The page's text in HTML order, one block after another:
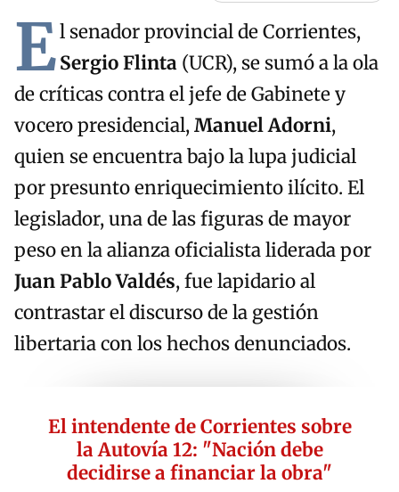
El senador provincial de Corrientes,
Sergio Flinta (UCR), se sumó a la ola
de críticas contra el jefe de Gabinete y
vocero presidencial,Manuel Adorni,
quien se encuentra bajo la lupa judicial
por presunto enriquecimiento ilícito. El
legislador, una de las figuras de mayor
peso en la alianza oficialista liderada por
Juan Pablo Valdés, fue lapidario al
contrastar el discurso de la gestión
libertaria con los hechos denunciados.
El intendente de Corrientes sobre
la Autovía 12: "Nación debe
decidirse a financiar la obra"